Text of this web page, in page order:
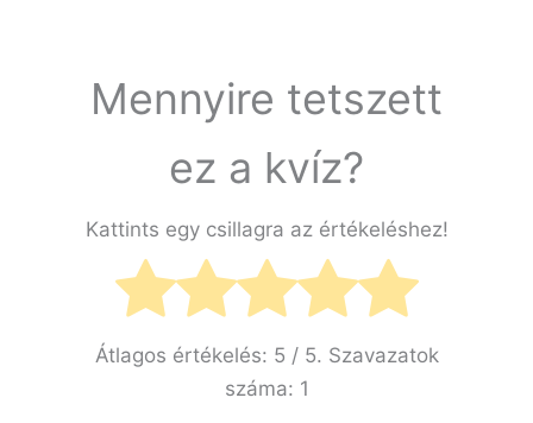
Mennyire tetszett
ez a kvíz?
Kattints egy csillagra az értékeléshez!
Átlagos értékelés: 5 / 5. Szavazatok
száma: 1